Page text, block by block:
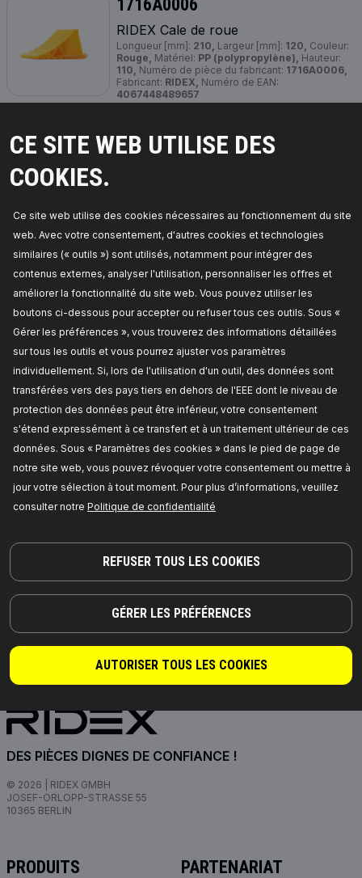
CE SITE WEB UTILISE DES
COOKIES.
Ce site web utilise des cookies nécessaires au fonctionnement du site
web. Avec votre consentement, d'autres cookies et technologies
similaires (« outils ») sont utilisés, notamment pour intégrer des
contenus externes, analyser l'utilisation, personnaliser les offres et
améliorer la fonctionnalité du site web. Vous pouvez utiliser les
boutons ci-dessous pour accepter ou refuser tous ces outils. Sous «
Gérer les préférences », vous trouverez des informations détaillées
sur tous les outils et vous pourrez ajuster vos paramètres
individuellement. Si, lors de l'utilisation d'un outil, des données sont
transférées vers des pays tiers en dehors de l'EEE dont le niveau de
protection des données peut être inférieur, votre consentement
s'étend expressément à ce transfert et à un traitement ultérieur de ces
données. Sous « Paramètres des cookies » dans le pied de page de
notre site web, vous pouvez révoquer votre consentement ou mettre à
jour votre sélection à tout moment. Pour plus d’informations, veuillez
consulter notre Politique de confidentialité
REFUSER TOUS LES COOKIES
GÉRER LES PRÉFÉRENCES
AUTORISER TOUS LES COOKIES
1716A0006
RIDEX Cale de roue
Longueur [mm]: 210, Largeur [mm]: 120, Couleur:
Rouge, Matériel: PP (polypropylène), Hauteur:
110, Numéro de pièce du fabricant: 1716A0006,
Fabricant: RIDEX, Numéro de EAN:
4067448489657
TARIF REVENDEUR
RIDEX Cale de roue
[mm]:200,Couleur:jaune, Matériel:Matière
plastique,Type de véhicule:Auto, Camions,
camping-cars, caravanes,
Numéro de pièce du
fabricant:1716A0007,Fabricant:RIDEX,Numéro
de EAN:4067448489671
Disponible en stock:
TARIF REVENDEUR
1716A0003
RIDEX Cale de roue
Longueur [mm]: 560, 200,
jaune,Matériel:Matière plastique,Hauteur:130,
Quantité:2, Type de véhicule:Auto, Camions,
Numéro de pièce du
fabricant:1716A0003, Fabricant:RIDEX, Numéro
de EAN:4066423210132
En rupture de stock
DES PIÈCES DIGNES DE CONFIANCE !
© 2026 | RIDEX GMBH
JOSEF-ORLOPP-STRASSE 55
10365 BERLIN
PRODUITS PARTENARIAT